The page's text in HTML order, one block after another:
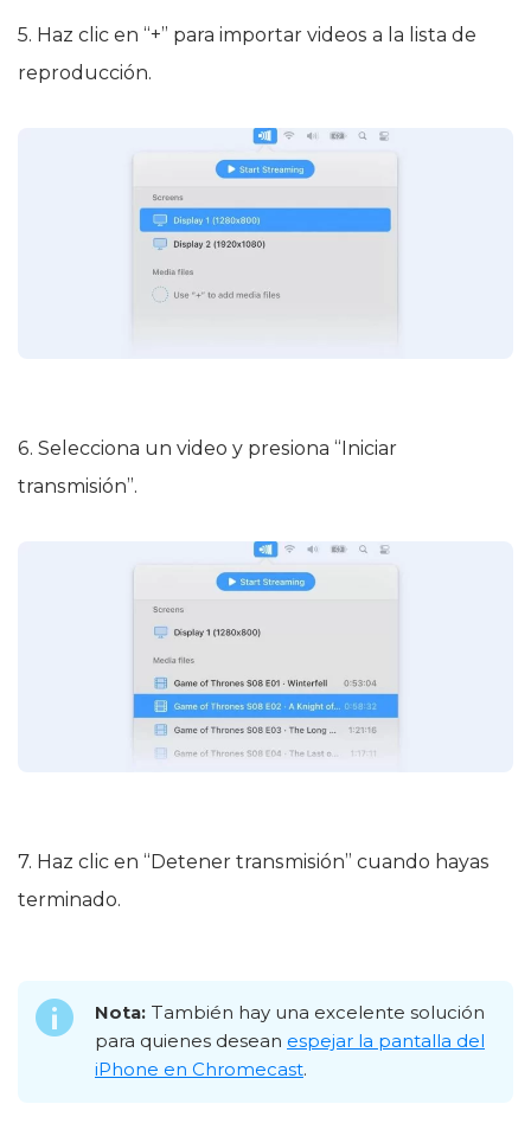
5. Haz clic en “+” para importar videos a la lista de
reproducción.
6. Selecciona un video y presiona “Iniciar
transmisión”.
7. Haz clic en “Detener transmisión” cuando hayas
terminado.
Nota: También hay una excelente solución
para quienes desean espejar la pantalla del
iPhone en Chromecast.